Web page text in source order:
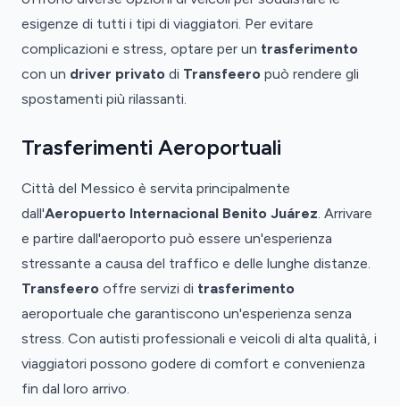
esigenze di tutti i tipi di viaggiatori. Per evitare
complicazioni e stress, optare per un trasferimento
con un driver privato di Transfeero può rendere gli
spostamenti più rilassanti.
Trasferimenti Aeroportuali
Città del Messico è servita principalmente
dall'Aeropuerto Internacional Benito Juárez. Arrivare
e partire dall'aeroporto può essere un'esperienza
stressante a causa del traffico e delle lunghe distanze.
Transfeero offre servizi di trasferimento
aeroportuale che garantiscono un'esperienza senza
stress. Con autisti professionali e veicoli di alta qualità, i
viaggiatori possono godere di comfort e convenienza
fin dal loro arrivo.